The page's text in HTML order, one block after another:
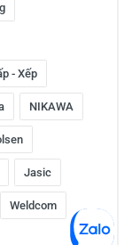
- Xếp
NIKAWA
Jasic
Weldcom